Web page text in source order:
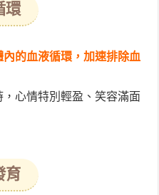
環
內的血液循環，加速排除血
心情特別輕盈、笑容滿面
育